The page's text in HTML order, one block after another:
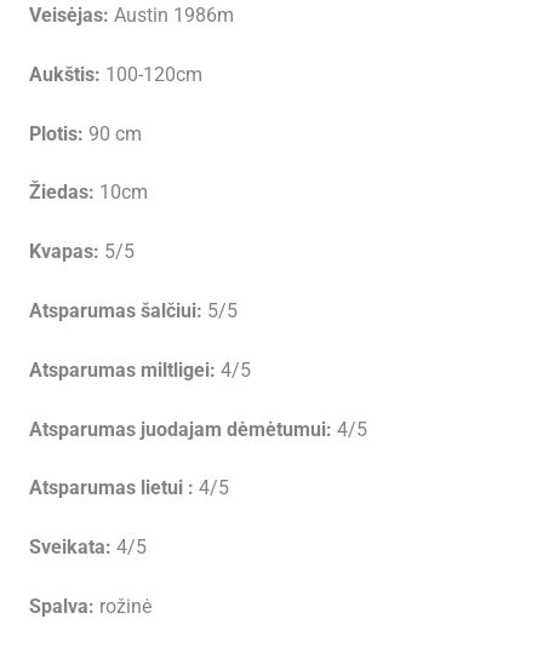
Veisėjas: Austin 1986m
Aukštis: 100-120cm
Plotis: 90 cm
Žiedas: 10cm
Kvapas: 5/5
Atsparumas šalčiui: 5/5
Atsparumas miltligei: 4/5
Atsparumas juodajam dėmėtumui: 4/5
Atsparumas lietui : 4/5
Sveikata: 4/5
Spalva: rožinė